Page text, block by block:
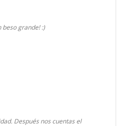
beso grande! :)
Después nos cuentas el